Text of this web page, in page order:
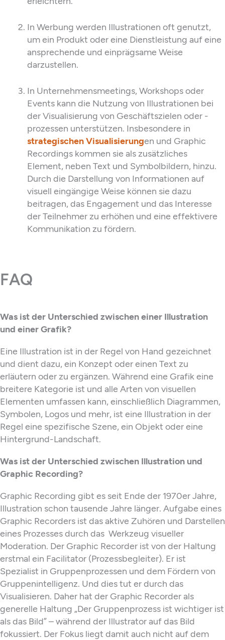
In Werbung werden Illustrationen oft genutzt,
um ein Produkt oder eine Dienstleistung auf eine
ansprechende und einprägsame Weise
darzustellen.
In Unternehmensmeetings, Workshops oder
Events kann die Nutzung von Illustrationen bei
der Visualisierung von Geschäftszielen oder -
prozessen unterstützen. Insbesondere in
strategischen Visualisierungen und Graphic
Recordings kommen sie als zusätzliches
Element, neben Text und Symbolbildern, hinzu.
Durch die Darstellung von Informationen auf
visuell eingängige Weise können sie dazu
beitragen, das Engagement und das Interesse
der Teilnehmer zu erhöhen und eine effektivere
Kommunikation zu fördern.
FAQ
Was ist der Unterschied zwischen einer Illustration
und einer Grafik?
Eine Illustration ist in der Regel von Hand gezeichnet
und dient dazu, ein Konzept oder einen Text zu
erläutern oder zu ergänzen. Während eine Grafik eine
breitere Kategorie ist und alle Arten von visuellen
Elementen umfassen kann, einschließlich Diagrammen,
Symbolen, Logos und mehr, ist eine Illustration in der
Regel eine spezifische Szene, ein Objekt oder eine
Hintergrund-Landschaft.
Was ist der Unterschied zwischen Illustration und
Graphic Recording?
Graphic Recording gibt es seit Ende der 1970er Jahre,
Illustration schon tausende Jahre länger. Aufgabe eines
Graphic Recorders ist das aktive Zuhören und Darstellen
eines Prozesses durch das Werkzeug visueller
Moderation. Der Graphic Recorder ist von der Haltung
erstmal ein Facilitator (Prozessbegleiter). Er ist
Spezialist in Gruppenprozessen und dem Fördern von
Gruppenintelligenz. Und dies tut er durch das
Visualisieren. Daher hat der Graphic Recorder als
generelle Haltung „Der Gruppenprozess ist wichtiger ist
als das Bild” – während der Illustrator auf das Bild
fokussiert. Der Fokus liegt damit auch nicht auf dem